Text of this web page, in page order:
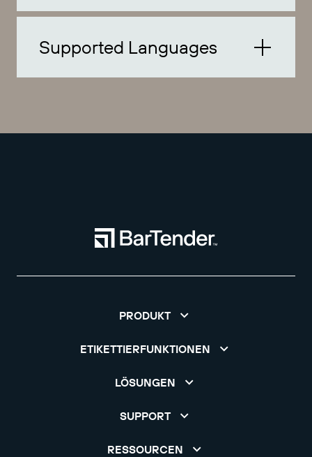
Supported Languages
PRODUKT
ETIKETTIERFUNKTIONEN
LÖSUNGEN
SUPPORT
RESSOURCEN